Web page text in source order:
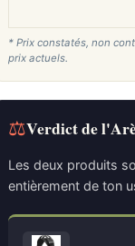
* Prix constatés, non
prix actuels.
⚖Verdict de
Les deux produits
entièrement de ton